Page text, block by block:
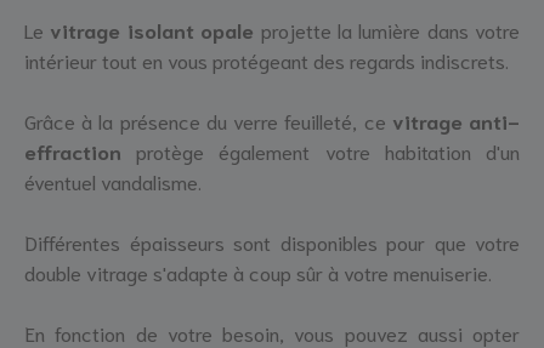
Le vitrage isolant opale projette la lumière dans votre
intérieur tout en vous protégeant des regards indiscrets.
Grâce à la présence du verre feuilleté, ce vitrage anti-
effraction protège également votre habitation d'un
éventuel vandalisme.
Différentes épaisseurs sont disponibles pour que votre
double vitrage s'adapte à coup sûr à votre menuiserie.
En fonction de votre besoin, vous pouvez aussi opter